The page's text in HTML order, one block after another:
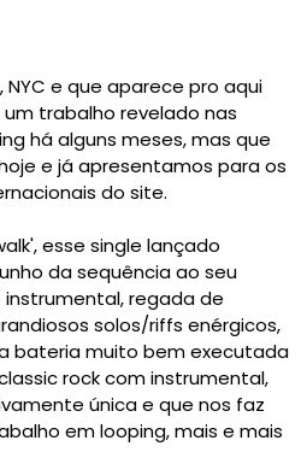
NYC e que aparece pro aqui
trabalho revelado nas
há alguns meses, mas que
e já apresentamos para os
do site.
esse single lançado
da sequência ao seu
regada de
solos/riffs enérgicos,
bateria muito bem executada
rock com instrumental,
única e que nos faz
em looping, mais e mais